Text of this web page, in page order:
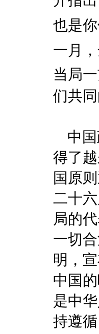
也是
一月
当局
们共
中国
得了
国原
二十
局的
一切
明，
中国
是中
持遵